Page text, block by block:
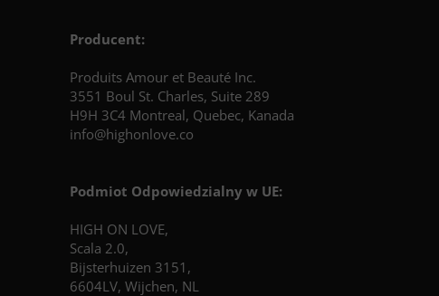
Producent:
Produits Amour et Beauté Inc.
3551 Boul St. Charles, Suite 289
H9H 3C4 Montreal, Quebec, Kanada
info@highonlove.co
Podmiot Odpowiedzialny w UE:
HIGH ON LOVE,
Scala 2.0,
Bijsterhuizen 3151,
6604LV, Wijchen, NL